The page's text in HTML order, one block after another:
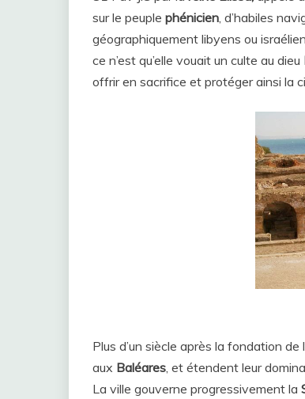
sur le peuple phénicien , d’habiles
géographiquement libyens ou
ce n’est qu’elle vouait un culte au dieu
offrir en sacrifice et protéger ainsi la
Plus d’un siècle après la fondation de
aux Baléares , et étendent leur
La ville gouverne progressivement la